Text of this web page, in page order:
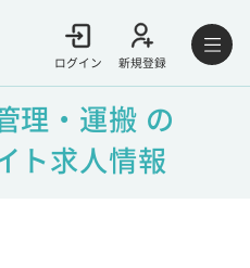
ログイン 新規登録
理・運搬 の
ト求人情報